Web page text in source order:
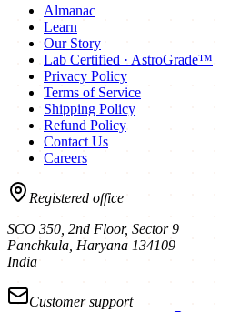
Almanac
Learn
Our Story
Lab Certified · AstroGrade™
Privacy Policy
Terms of Service
Shipping Policy
Refund Policy
Contact Us
Careers
Registered office
SCO 350, 2nd Floor, Sector 9
Panchkula, Haryana 134109
India
Customer support